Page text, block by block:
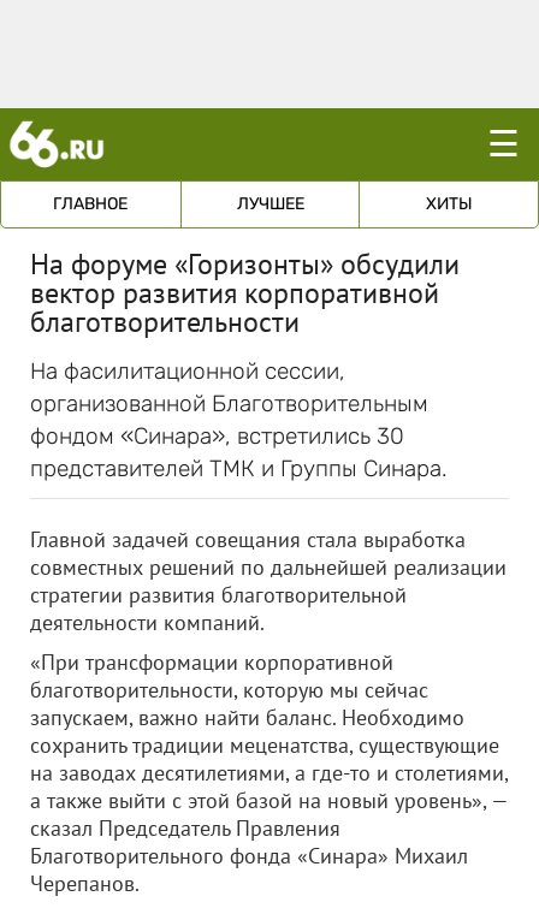
☰
ГЛАВНОЕ ЛУЧШЕЕ ХИТЫ
На форуме «Горизонты» обсудили
вектор развития корпоративной
благотворительности
На фасилитационной сессии,
организованной Благотворительным
фондом «Синара», встретились 30
представителей ТМК и Группы Синара.
Главной задачей совещания стала выработка
совместных решений по дальнейшей реализации
стратегии развития благотворительной
деятельности компаний.
«При трансформации корпоративной
благотворительности, которую мы сейчас
запускаем, важно найти баланс. Необходимо
сохранить традиции меценатства, существующие
на заводах десятилетиями, а где-то и столетиями,
а также выйти с этой базой на новый уровень», —
сказал Председатель Правления
Благотворительного фонда «Синара» Михаил
Черепанов.